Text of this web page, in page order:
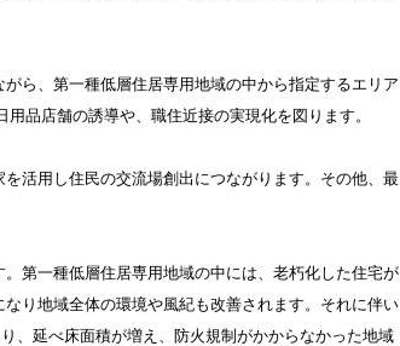
ら、第一種低層住居専用地域の中から指定するエリア
品店舗の誘導や、職住近接の実現化を図ります。
活用し住民の交流場創出につながります。その他、最
第一種低層住居専用地域の中には、老朽化した住宅が
り地域全体の環境や風紀も改善されます。それに伴い
、延べ床面積が増え、防火規制がかからなかった地域